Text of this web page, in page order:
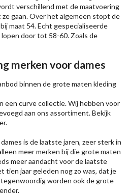
verschillend met de maatvoering
gaan. Over het algemeen stopt de
maat 54. Echt gespecialiseerde
door tot 58-60. Zoals de
merken voor dames
binnen de grote maten kleding
een curve collectie. Wij hebben voor
aan ons assortiment. Bekijk
is de laatste jaren, zeer sterk in
meer merken bij die grote maten
meer aandacht voor de laatste
tien jaar geleden nog zo was, dat je
worden ook de grote